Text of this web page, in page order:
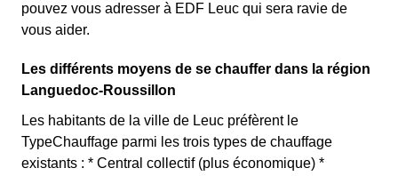
pouvez vous adresser à EDF Leuc qui sera ravie de
vous aider.
Les différents moyens de se chauffer dans la région
Languedoc-Roussillon
Les habitants de la ville de Leuc préfèrent le
TypeChauffage parmi les trois types de chauffage
existants : * Central collectif (plus économique) *